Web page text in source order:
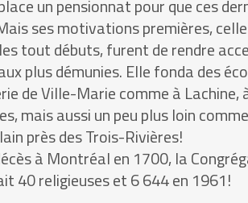
un pensionnat pour que ces
ses motivations premières,
tout débuts, furent de rendre
plus démunies. Elle fonda des
de Ville-Marie comme à
mais aussi un peu plus loin
près des Trois-Rivières!
à Montréal en 1700, la
40 religieuses et 6 644 en 1961!